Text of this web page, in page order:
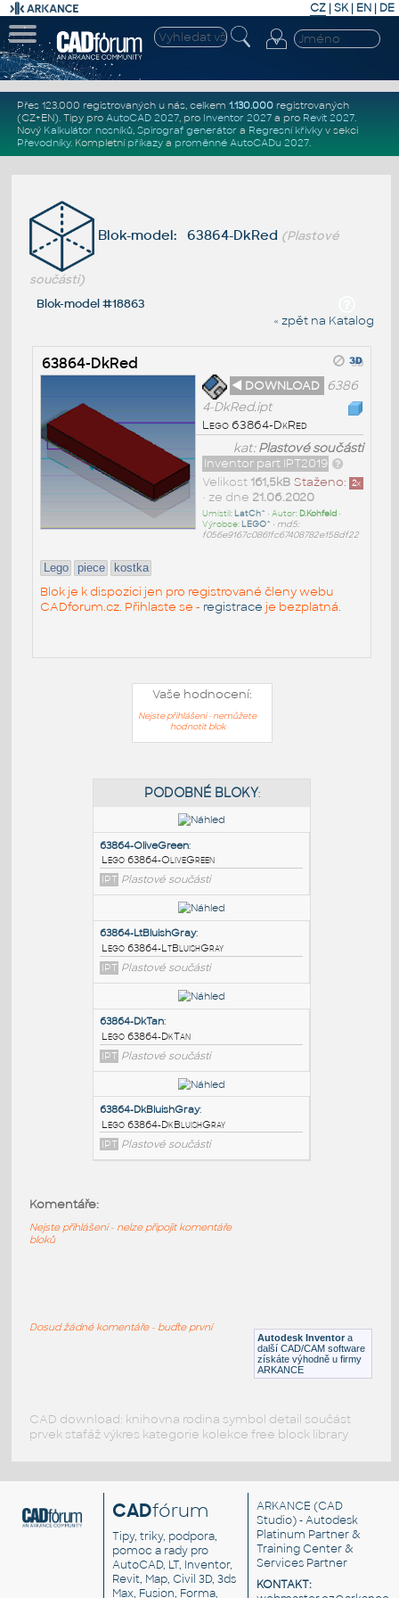
CZ | SK| EN | DE
Přes 123.000 registrovaných u nás, celkem 1.130.000registrovaných
(CZ+EN). Tipy pro AutoCAD 2027, pro Inventor 2027a pro Revit 2027.
Nový Kalkulátor nosníků, Spirograf generátor a Regresní křivkyv sekci
Převodníky. Kompletní příkazya proměnné AutoCADu 2027.
Blok-model: 63864-DkRed (Plastové
součásti)
Blok-model #18863
« zpět na Katalog
63864-DkRed
◄ DOWNLOAD
6386
4-DkRed.ipt
Lego 63864-DkRed
kat:Plastové součásti
Inventor part IPT2019
Staženo: 2x
Velikost 161,5kB
• ze dne 21.06.2020
Umístil: LatCh^ • Autor: D.Kohfeld•
Výrobce: LEGO^ • md5:
f056e9167c0861fc67408782e158df22
Lego piece kostka
Blok je k dispozici jen pro registrované členy webu
CADforum.cz. Přihlaste se - registrace je bezplatná.
Vaše hodnocení:
Nejste přihlášeni - nemůžete
hodnotit blok
PODOBNÉ BLOKY
63864-OliveGreen:
Lego 63864-OliveGreen
IPT Plastové součásti
63864-LtBluishGray:
Lego 63864-LtBluishGray
IPT
Plastové součásti
Lego 63864-DkBluishGray
Autodesk Inventor a
další CAD/CAM software
získáte výhodně u firmy
ARKANCE
Komentáře:
Nejste přihlášeni - nelze připojit komentáře
bloků
Dosud žádné komentáře - buďte první
CAD download: knihovna rodina symbol detail součást
prvek stafáž výkres kategorie kolekce free block library
CADfórum
Tipy, triky, podpora,
pomoc a rady pro
AutoCAD, LT, Inventor,
Revit, Map, Civil 3D, 3ds
Max, Fusion, Forma,
ARKANCE (CAD
Studio) - Autodesk
Platinum Partner &
Training Center &
Services Partner
KONTAKT: